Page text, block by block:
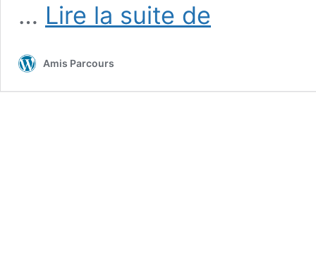
… Lire la suite de
Amis Parcours